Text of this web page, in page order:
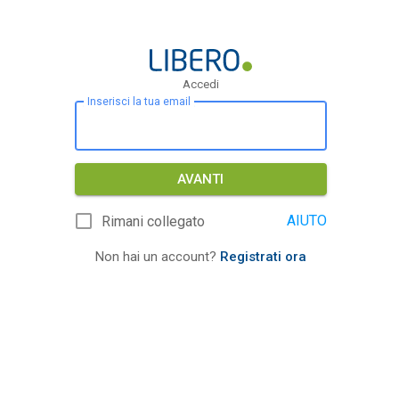
Accedi
Inserisci la tua email
AVANTI
Rimani collegato AIUTO
Non hai un account? Registrati ora